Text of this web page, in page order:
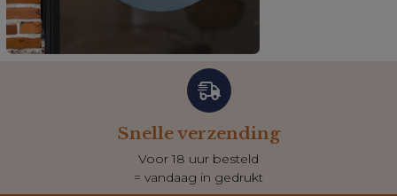
Snelle verzending
Voor 18 uur besteld
= vandaag in gedrukt